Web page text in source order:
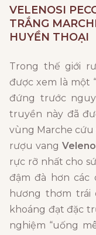
VELENOSI
TRẮNG
HUYỀN THOẠI
Trong thế giới
được xem là một
đứng trước
truyền này đã
vùng Marche cứu
rượu vang
rực rỡ nhất cho
đậm đà hơn các
hương thơm trái
khoáng đạt đặc
nghiệm “uống